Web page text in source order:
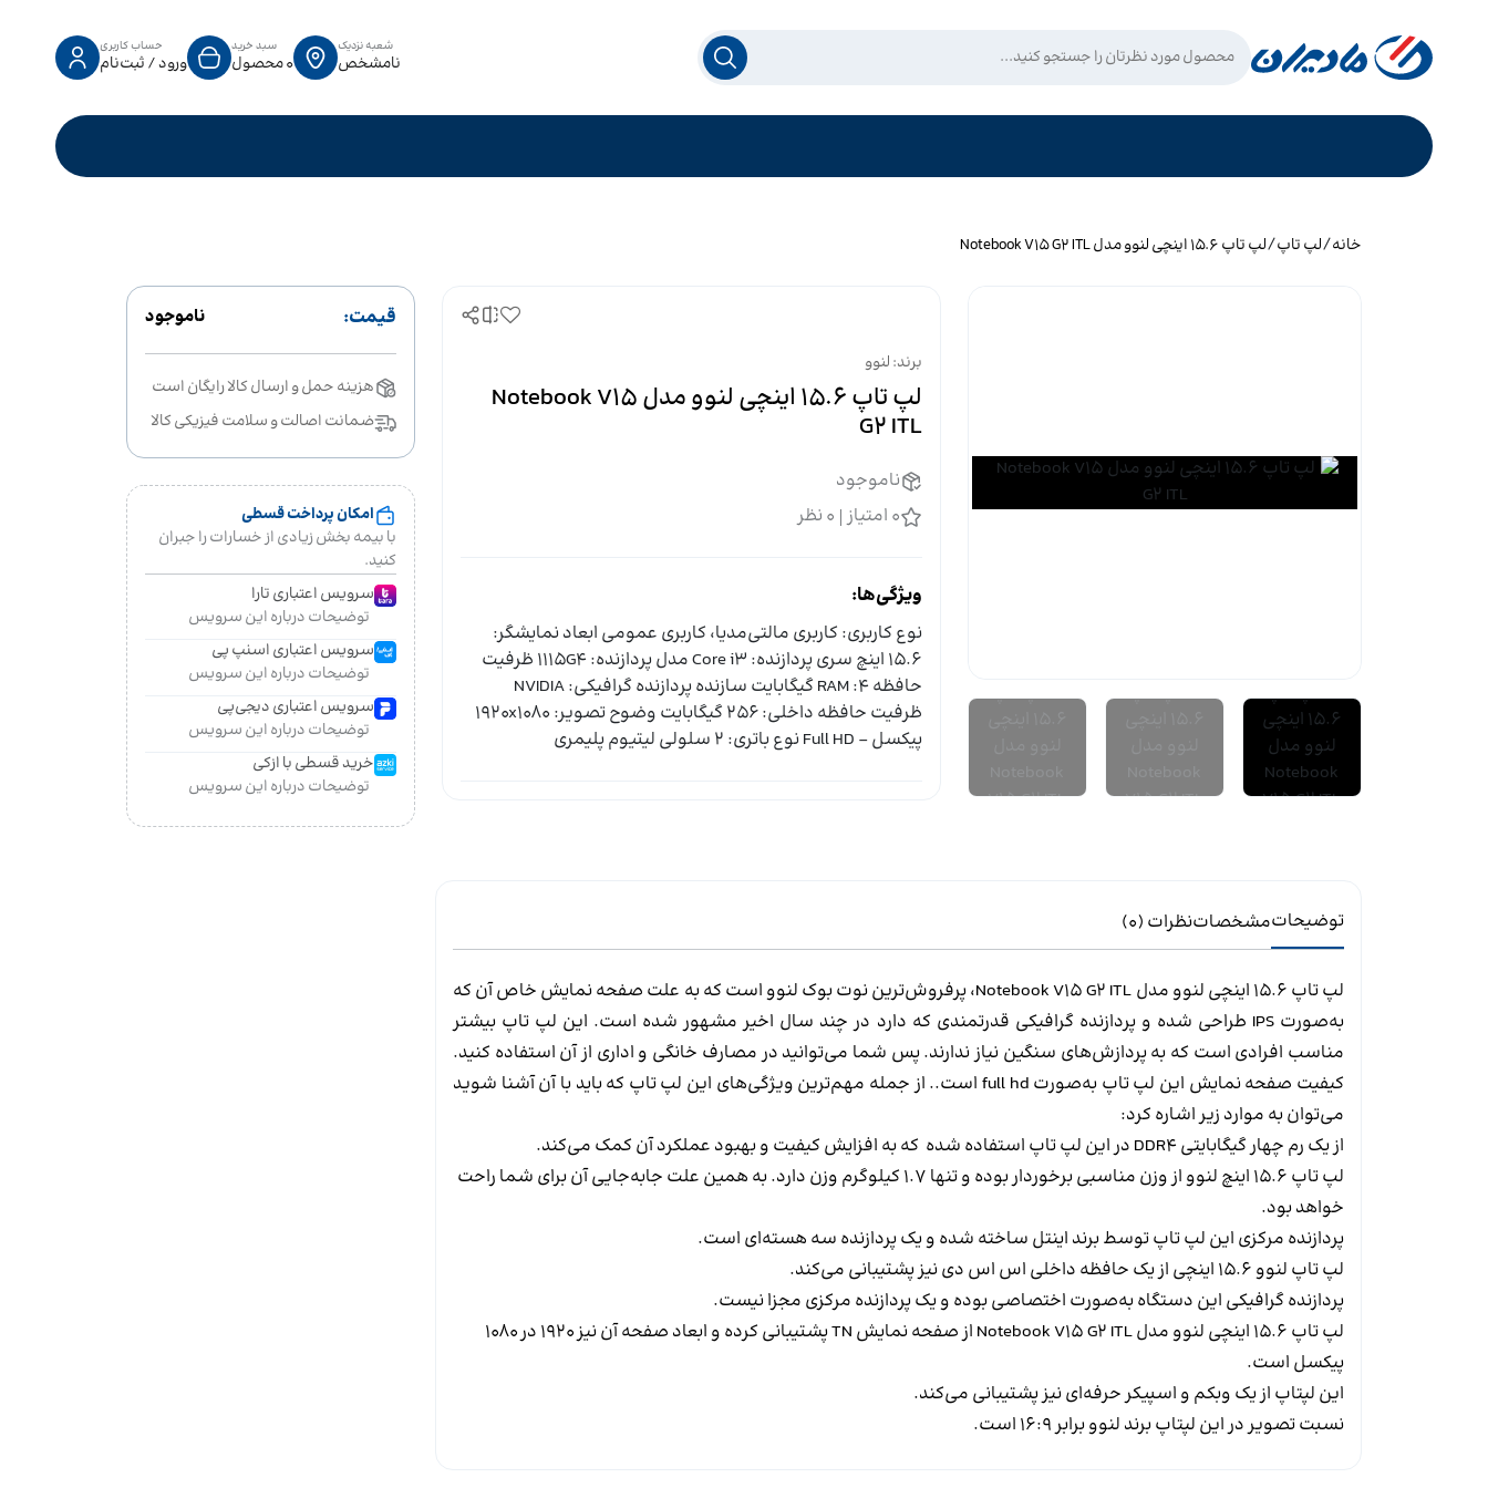
شعبه نزدیک
نامشخص
سبد خرید
0محصول
حساب کاربری
ورود / ثبت‌نام
خانه/لپ تاپ/لپ تاپ 15.6 اینچی لنوو مدل Notebook V15 G2 ITL
برند: لنوو
لپ تاپ 15.6 اینچی لنوو مدل Notebook V15
G2 ITL
ناموجود
0 امتیاز 0 نظر
ویژگی‌ها:
نوع کاربری: کاربری مالتی‌مدیا، کاربری عمومی ابعاد نمایشگر:
15.6 اینچ سری پردازنده: Core i3 مدل پردازنده: ۱۱۱۵G۴ ظرفیت
حافظه 4: RAM گیگابایت سازنده پردازنده گرافیکی: NVIDIA
ظرفیت حافظه داخلی: 256 گیگابایت وضوح تصویر: 1920x1080
پیکسل - Full HD نوع باتری: 2 سلولی لیتیوم پلیمری
قیمت: ناموجود
هزینه حمل و ارسال کالا رایگان است
ضمانت اصالت و سلامت فیزیکی کالا
امکان پرداخت قسطی
با بیمه بخش زیادی از خسارات را جبران
کنید.
سرویس اعتباری تارا
توضیحات درباره این سرویس
سرویس اعتباری اسنپ پی
توضیحات درباره این سرویس
سرویس اعتباری دیجی‌پی
توضیحات درباره این سرویس
خرید قسطی با ازکی
توضیحات درباره این سرویس
توضیحاتمشخصاتنظرات (0
)
لپ تاپ 15.6 اینچی لنوو مدل Notebook V15 G2 ITL، پرفروش‌ترین نوت بوک لنوو است که به علت صفحه نمایش خاص آن که
به‌صورتIPS طراحی شده و پردازنده گرافیکی قدرتمندی که دارد در چند سال اخیر مشهور شده است. این لپ تاپ بیشتر
مناسب افرادی است که به پردازش‌های سنگین نیاز ندارند. پس شما می‌توانید در مصارف خانگی و اداری از آن استفاده کنید.
کیفیت صفحه نمایش این لپ تاپ به‌صورت full hd است.. از جمله مهم‌ترین ویژگی‌های این لپ تاپ که باید با آن آشنا شوید
می‌توان به موارد زیر اشاره کرد:
از یک رم چهار گیگابایتی DDR4 در این لپ تاپ استفاده شده که به افزایش کیفیت و بهبود عملکرد آن کمک می‌کند.
لپ تاپ 15.6 اینچ لنوو از وزن مناسبی برخوردار بوده و تنها 1.7 کیلوگرم وزن دارد. به همین علت جابه‌جایی آن برای شما راحت
خواهد بود.
پردازنده مرکزی این لپ تاپ توسط برند اینتل ساخته شده و یک پردازنده سه هسته‌ای است.
لپ تاپ لنوو 15.6 اینچی از یک حافظه داخلی اس اس دی نیز پشتیبانی می‌کند.
پردازنده گرافیکی این دستگاه به‌صورت اختصاصی بوده و یک پردازنده مرکزی مجزا نیست.
لپ تاپ 15.6 اینچی لنوو مدل
Notebook V15 G2 ITL از صفحه نمایش TN
پشتیبانی کرده و ابعاد صفحه آن نیز 1920 در 1080
پیکسل است.
این لپتاپ از یک وبکم و اسپیکر حرفه‌ای نیز پشتیبانی می‌کند.
نسبت تصویر در این لپتاپ برند لنوو برابر 16:9 است.